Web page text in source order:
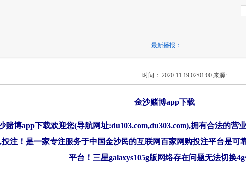
最新播报： ·
时间： 2020-11-19 02:01:00 来源:
金沙赌博app下载
赌博app下载欢迎您(导航网址:du103.com,du303.com),拥有合法的营
,投注！是一家专注服务于中国金沙民的互联网百家网购投注平台是可
平台！三星galaxys105g版网络存在问题无法切换